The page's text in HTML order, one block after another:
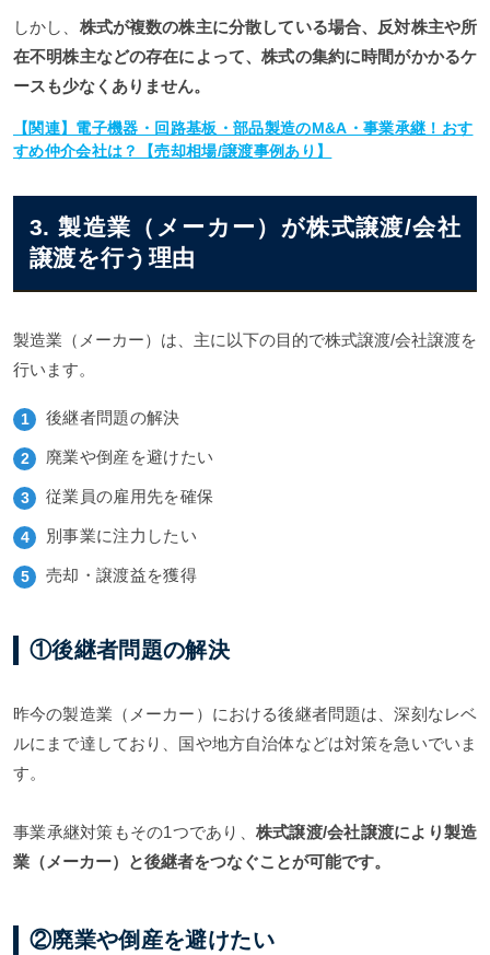
しかし、 株式が複数の株主に分散している場合、反対株主や所
在不明株主などの存在によって、株式の集約に時間がかかるケ
ースも少なくありません。
【関連】電子機器・回路基板・部品製造のM&A・事業承継！おす
すめ仲介会社は？【売却相場/譲渡事例あり】
3. 製造業（メーカー）が株式譲渡/会社
譲渡を行う理由
製造業（メーカー）は、主に以下の目的で株式譲渡/会社譲渡を
行います。
後継者問題の解決
廃業や倒産を避けたい
従業員の雇用先を確保
別事業に注力したい
売却・譲渡益を獲得
①後継者問題の解決
昨今の製造業（メーカー）における後継者問題は、深刻なレベ
ルにまで達しており、国や地方自治体などは対策を急いでいま
す。
事業承継対策もその1つであり、 株式譲渡/会社譲渡により製造
業（メーカー）と後継者をつなぐことが可能です。
②廃業や倒産を避けたい